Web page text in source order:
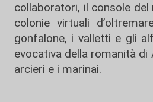
collaboratori, il console del
colonie virtuali
gonfalone, i valletti e gli
evocativa della romanità di
arcieri e i marinai.